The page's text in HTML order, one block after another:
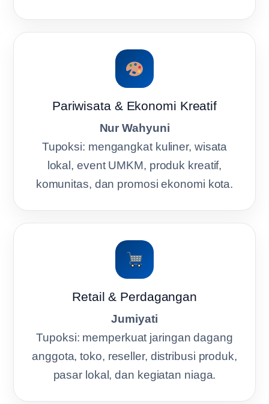
Pariwisata & Ekonomi Kreatif
Nur Wahyuni
Tupoksi: mengangkat kuliner, wisata
lokal, event UMKM, produk kreatif,
komunitas, dan promosi ekonomi kota.
Retail & Perdagangan
Jumiyati
Tupoksi: memperkuat jaringan dagang
anggota, toko, reseller, distribusi produk,
pasar lokal, dan kegiatan niaga.